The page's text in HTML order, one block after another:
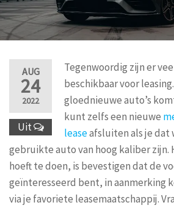
AUG
24
2022
Uit
Tegenwoordig zijn er
beschikbaar voor
gloednieuwe auto’s
kunt zelfs een nieuwe
leaseafsluiten als je dat
gebruikte auto van hoog kaliber zijn.
hoeft te doen, is bevestigen dat de
geïnteresseerd bent, in aanmerking
via je favoriete leasemaatschappij.